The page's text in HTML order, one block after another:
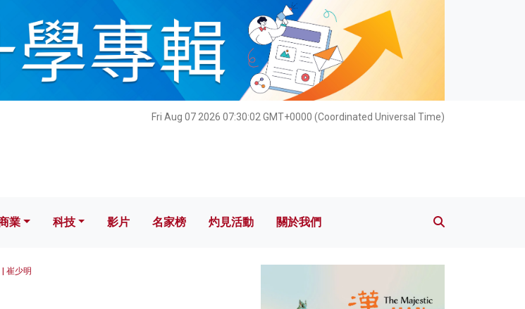
Fri Aug 07 2026 07:30:04 GMT+0000 (Coordinated Universal Time)
科技 影片 名家榜 灼見活動 關於我們
業 科技 影片 名家榜 灼見活動 關於我們
崔少明